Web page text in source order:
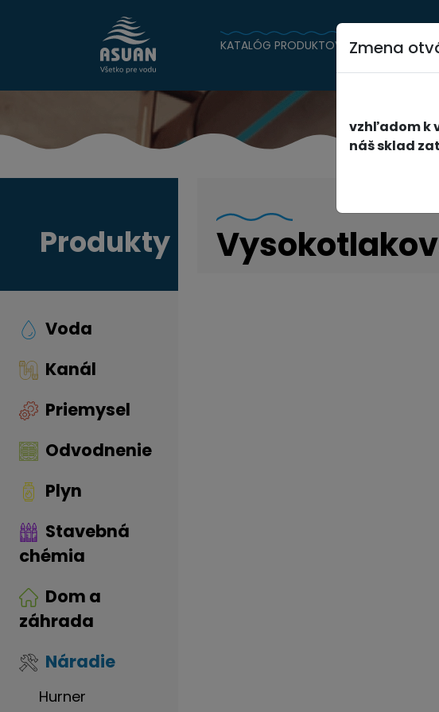
KATALÓG PRODUKTOV AKCIE
Produkty
Voda
Kanál
Priemysel
Odvodnenie
Plyn
Stavebná
chémia
Dom a
záhrada
Náradie
Hurner
Zmena
vzhľadom k
náš sklad